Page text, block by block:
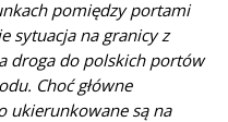
pomiędzy portami
sytuacja na granicy z
droga do polskich portów
Choć główne
ukierunkowane są na